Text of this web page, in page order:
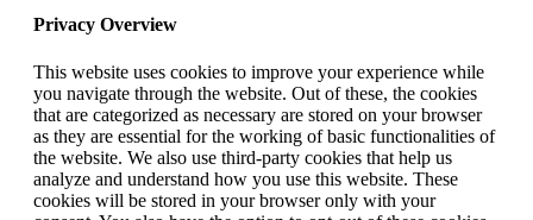
Privacy Overview
This website uses cookies to improve your experience while
you navigate through the website. Out of these, the cookies
that are categorized as necessary are stored on your browser
as they are essential for the working of basic functionalities of
the website. We also use third-party cookies that help us
analyze and understand how you use this website. These
cookies will be stored in your browser only with your